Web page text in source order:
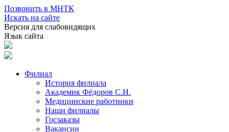
Позвонить в МНТК
Искать на сайте
Версия для слабовидящих
Язык сайта
Филиал
История филиала
Академик Фёдоров С.Н.
Медицинские работники
Наши филиалы
Госзаказы
Вакансии